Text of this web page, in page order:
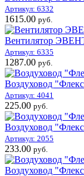
Артикул: 6332
1615.00 руб.
Вентилятор
Артикул: 6335
1287.00 руб.
Воздуховод
Артикул: 4041
225.00 руб.
Воздуховод
Артикул: 2055
233.00 руб.
Воздуховод